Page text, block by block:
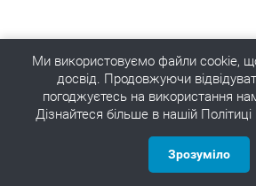
Ми використовуємо файли cookie,
досвід. Продовжуючи
погоджуєтесь на використання
Дізнайтеся більше в нашій Політиці
Зрозуміло